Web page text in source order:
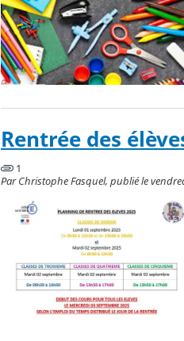
Rentrée des
1
Par Christophe Fasquel, publié le